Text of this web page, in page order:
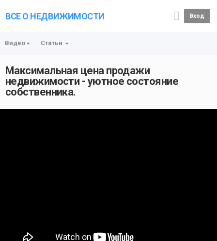
ВСЕ О НЕДВИЖИМОСТИ Вход
Видео Статьи
Максимальная цена продажи
недвижимости - уютное состояние
собственника.